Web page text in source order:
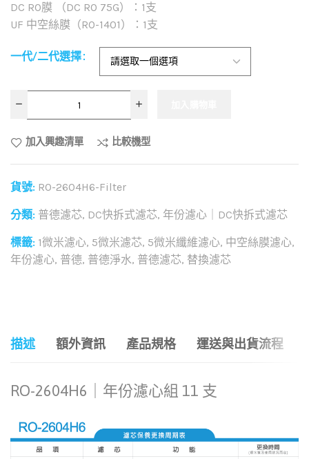
DC RO膜 （DC RO 75G）：1支
UF 中空絲膜（RO-1401）：1支
一代/二代選擇
加入興趣清單 比較機型
貨號: RO-2604H6-Filter
分類: 普德濾芯, DC快拆式濾芯, 年份濾心｜DC快拆式濾芯
標籤: 1微米濾心, 5微米濾芯, 5微米纖維濾心, 中空絲膜濾心,
年份濾心, 普德, 普德淨水, 普德濾芯, 替換濾芯
描述 額外資訊 產品規格 運送與出貨流程
RO-2604H6｜年份濾心組 11 支